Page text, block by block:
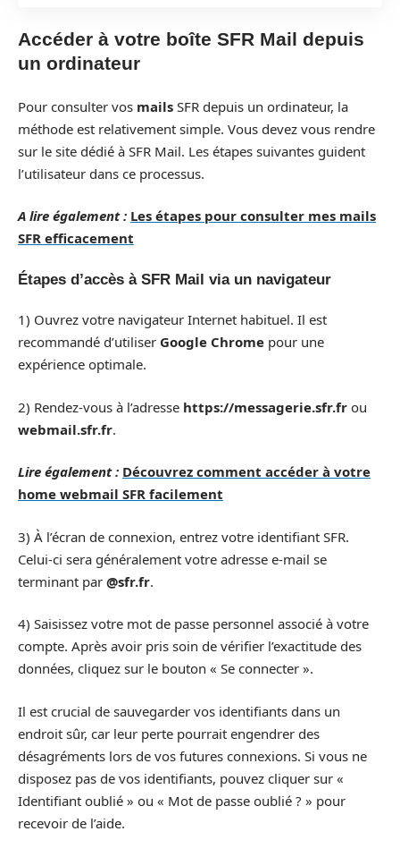
Accéder à votre boîte SFR Mail depuis
un ordinateur
Pour consulter vos mails SFR depuis un ordinateur, la
méthode est relativement simple. Vous devez vous rendre
sur le site dédié à SFR Mail. Les étapes suivantes guident
l’utilisateur dans ce processus.
A lire également : Les étapes pour consulter mes mails
SFR efficacement
Étapes d’accès à SFR Mail via un navigateur
1) Ouvrez votre navigateur Internet habituel. Il est
recommandé d’utiliser Google Chrome pour une
expérience optimale.
2) Rendez-vous à l’adresse https://messagerie.sfr.fr ou
webmail.sfr.fr.
Lire également : Découvrez comment accéder à votre
home webmail SFR facilement
3) À l’écran de connexion, entrez votre identifiant SFR.
Celui-ci sera généralement votre adresse e-mail se
terminant par @sfr.fr.
4) Saisissez votre mot de passe personnel associé à votre
compte. Après avoir pris soin de vérifier l’exactitude des
données, cliquez sur le bouton « Se connecter ».
Il est crucial de sauvegarder vos identifiants dans un
endroit sûr, car leur perte pourrait engendrer des
désagréments lors de vos futures connexions. Si vous ne
disposez pas de vos identifiants, pouvez cliquer sur «
Identifiant oublié » ou « Mot de passe oublié ? » pour
recevoir de l’aide.